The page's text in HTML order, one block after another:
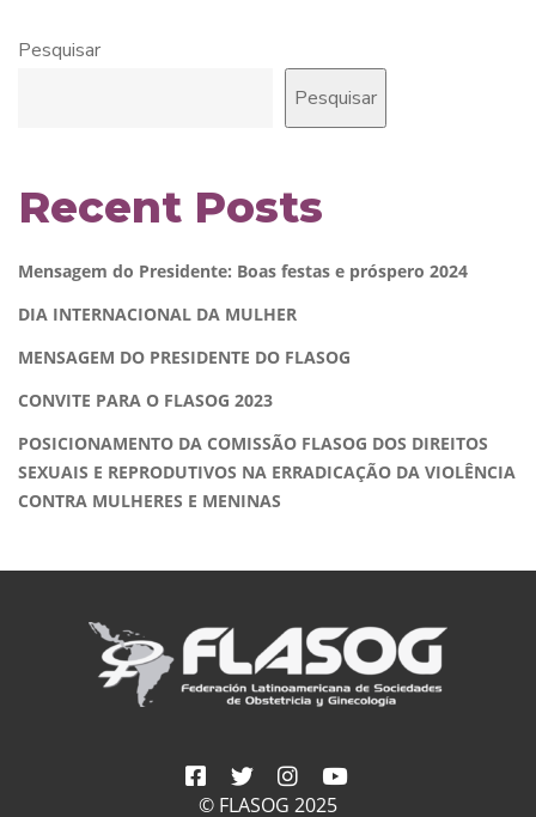
Pesquisar
Pesquisar
Recent Posts
Mensagem do Presidente: Boas festas e próspero 2024
DIA INTERNACIONAL DA MULHER
MENSAGEM DO PRESIDENTE DO FLASOG
CONVITE PARA O FLASOG 2023
POSICIONAMENTO DA COMISSÃO FLASOG DOS DIREITOS
SEXUAIS E REPRODUTIVOS NA ERRADICAÇÃO DA VIOLÊNCIA
CONTRA MULHERES E MENINAS
© FLASOG 2025